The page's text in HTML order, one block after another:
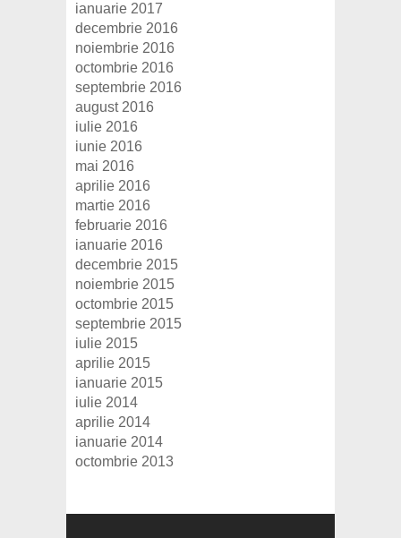
ianuarie 2017
decembrie 2016
noiembrie 2016
octombrie 2016
septembrie 2016
august 2016
iulie 2016
iunie 2016
mai 2016
aprilie 2016
martie 2016
februarie 2016
ianuarie 2016
decembrie 2015
noiembrie 2015
octombrie 2015
septembrie 2015
iulie 2015
aprilie 2015
ianuarie 2015
iulie 2014
aprilie 2014
ianuarie 2014
octombrie 2013